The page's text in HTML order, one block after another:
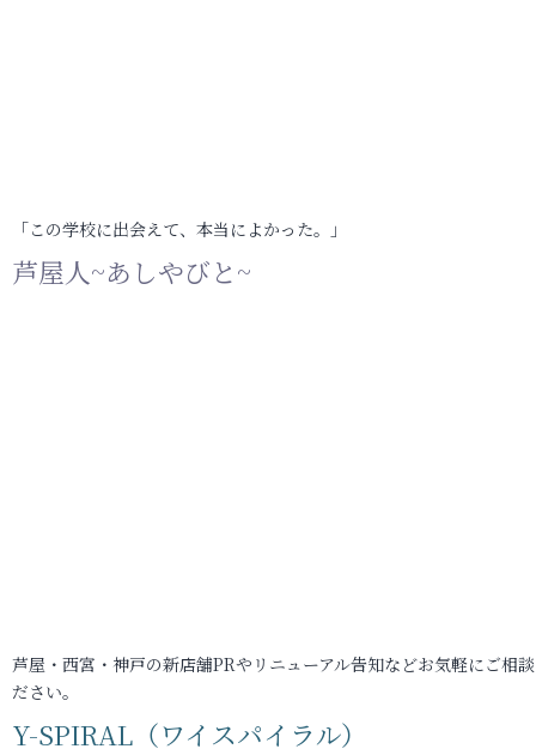
「この学校に出会えて、本当によかった。」
芦屋人~あしやびと~
芦屋・西宮・神戸の新店舗PRやリニューアル告知などお気軽にご相
ださい。
Y-SPIRAL（ワイスパイラル）